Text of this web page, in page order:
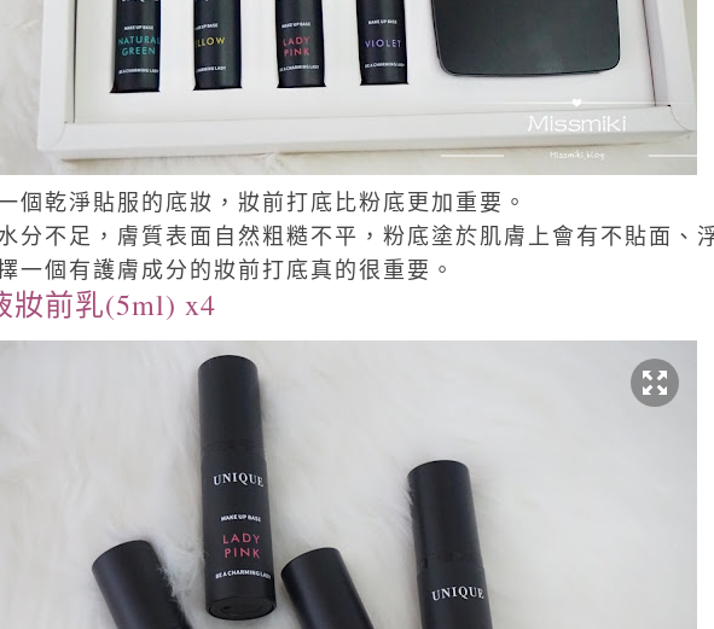
個乾淨貼服的底妝，妝前打底比粉底更加重要。
分不足，膚質表面自然粗糙不平，粉底塗於肌膚上會有不貼面、
一個有護膚成分的妝前打底真的很重要。
妝前乳(5ml) x4